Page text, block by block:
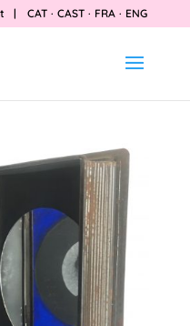
| CAT · CAST · FRA · ENG